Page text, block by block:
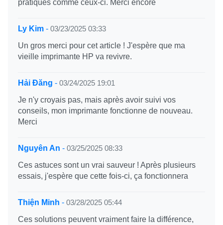
pratiques comme ceux-ci. Merci encore
Ly Kim - 03/23/2025 03:33
Un gros merci pour cet article ! J'espère que ma
vieille imprimante HP va revivre.
Hải Đăng - 03/24/2025 19:01
Je n'y croyais pas, mais après avoir suivi vos
conseils, mon imprimante fonctionne de nouveau.
Merci
Nguyên An - 03/25/2025 08:33
Ces astuces sont un vrai sauveur ! Après plusieurs
essais, j'espère que cette fois-ci, ça fonctionnera
Thiện Minh - 03/28/2025 05:44
Ces solutions peuvent vraiment faire la différence,